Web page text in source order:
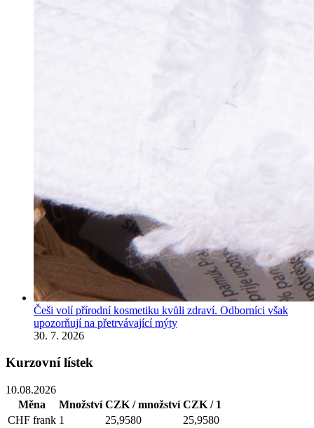
Češi volí přírodní kosmetiku kvůli zdraví. Odborníci však
upozorňují na přetrvávající mýty
30. 7. 2026
Kurzovní lístek
10.08.2026
Měna
Množství CZK / množství CZK / 1
CHF frank 1 25,9580
25,9580